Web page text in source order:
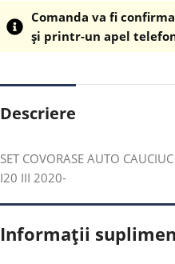
Comanda va fi
și printr-un apel
Descriere
SET COVORASE AUTO
I20 III 2020-
Informații